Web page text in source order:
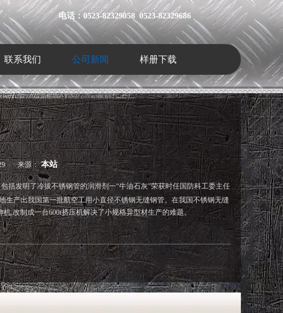
电话：0523-82329058 0523-82329686
联系我们 公司新闻 样册下载
29 来源：本站
括发明了冷拔不锈钢管的润滑剂一“牛油石灰”荣获时任国防科工委主任
产出我国第一批航空工用小直径不锈钢无缝钢管。在我国不锈钢无缝
,改制成一台600t挤压机解决了小规格异型材生产的难题。